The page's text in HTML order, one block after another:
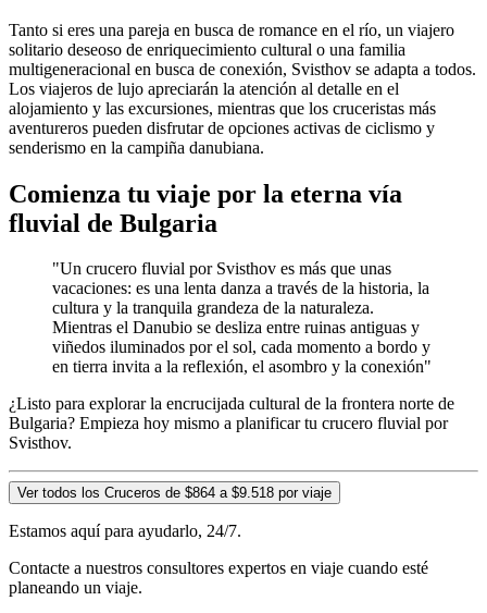
Tanto si eres una pareja en busca de romance en el río, un viajero
solitario deseoso de enriquecimiento cultural o una familia
multigeneracional en busca de conexión, Svisthov se adapta a todos.
Los viajeros de lujo apreciarán la atención al detalle en el
alojamiento y las excursiones, mientras que los cruceristas más
aventureros pueden disfrutar de opciones activas de ciclismo y
senderismo en la campiña danubiana.
Comienza tu viaje por la eterna vía
fluvial de Bulgaria
"Un crucero fluvial por Svisthov es más que unas
vacaciones: es una lenta danza a través de la historia, la
cultura y la tranquila grandeza de la naturaleza.
Mientras el Danubio se desliza entre ruinas antiguas y
viñedos iluminados por el sol, cada momento a bordo y
en tierra invita a la reflexión, el asombro y la conexión"
¿Listo para explorar la encrucijada cultural de la frontera norte de
Bulgaria? Empieza hoy mismo a planificar tu crucero fluvial por
Svisthov.
Ver todos los Cruceros de $864 a $9.518 por viaje
Estamos aquí para ayudarlo, 24/7.
Contacte a nuestros consultores expertos en viaje cuando esté
planeando un viaje.